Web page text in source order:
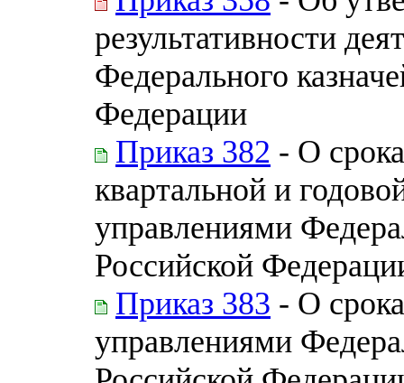
результативности
Федерального
Федерации
Приказ 382 - О
квартальной и
управлениями
Российской
Приказ 383 - О
управлениями